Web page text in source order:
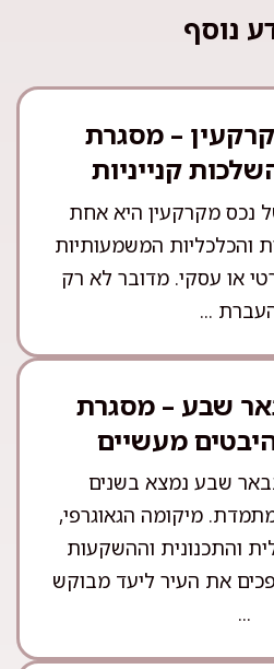
נוסף
– מסגרת
קנייניות
נכס מקרקעין היא אחת
והכלכליות המשמעותיות
או עסקי. מדובר לא רק
...
שבע – מסגרת
מעשיים
שבע נמצא בשנים
מיקומה הגאוגרפי,
והתכנונית וההשקעות
את העיר ליעד מבוקש
...